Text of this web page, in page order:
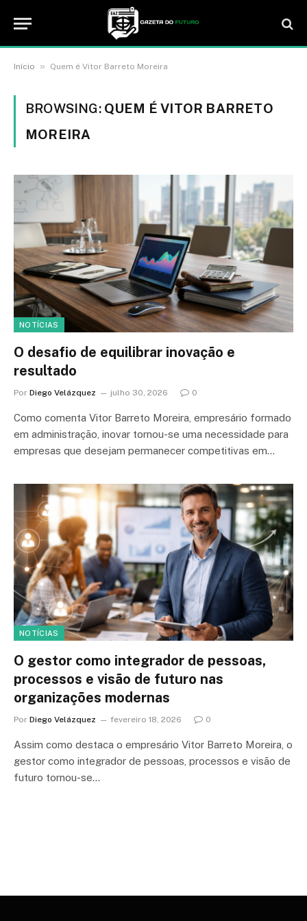
Início » Quem é Vitor Barreto Moreira
BROWSING: QUEM É VITOR BARRETO
MOREIRA
NOTÍCIAS
O desafio de equilibrar inovação e
resultado
Por Diego Velázquez julho 30, 2026 0
Como comenta Vitor Barreto Moreira, empresário formado
em administração, inovar tornou-se uma necessidade para
empresas que desejam permanecer competitivas em…
NOTÍCIAS
O gestor como integrador de pessoas,
processos e visão de futuro nas
organizações modernas
Por Diego Velázquez fevereiro 18, 2026 0
Assim como destaca o empresário Vitor Barreto Moreira, o
gestor como integrador de pessoas, processos e visão de
futuro tornou-se…